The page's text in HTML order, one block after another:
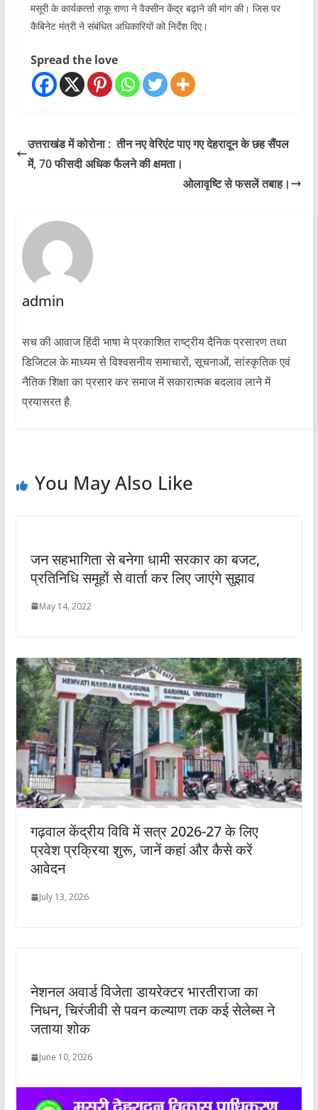
मसूरी के कार्यकर्त्‍ता राकू राणा ने वैक्सीन केंद्र बढ़ाने की मांग की। जिस पर
कैबिनेट मंत्री ने संबंधित अधिकारियों को निर्देश दिए।
Spread the love
उत्तराखंड में कोरोना : तीन नए वेरिएंट पाए गए देहरादून के छह सैंपल
में, 70 फीसदी अधिक फैलने की क्षमता।
ओलावृष्टि से फसलें तबाह।
admin
सच की आवाज हिंदी भाषा मे प्रकाशित राष्ट्रीय दैनिक प्रसारण तथा
डिजिटल के माध्यम से विश्वसनीय समाचारों, सूचनाओं, सांस्कृतिक एवं
नैतिक शिक्षा का प्रसार कर समाज में सकारात्मक बदलाव लाने में
प्रयासरत है.
You May Also Like
जन सहभागिता से बनेगा धामी सरकार का बजट,
प्रतिनिधि समूहों से वार्ता कर लिए जाएंगे सुझाव
May 14, 2022
गढ़वाल केंद्रीय विवि में सत्र 2026-27 के लिए
प्रवेश प्रक्रिया शुरू, जानें कहां और कैसे करें
आवेदन
July 13, 2026
नेशनल अवार्ड विजेता डायरेक्टर भारतीराजा का
निधन, चिरंजीवी से पवन कल्याण तक कई सेलेब्स ने
जताया शोक
June 10, 2026